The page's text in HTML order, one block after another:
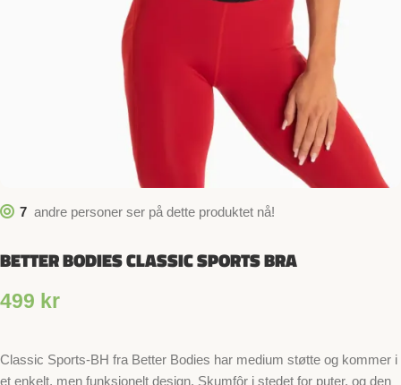
7 andre personer ser på dette produktet nå!
BETTER BODIES CLASSIC SPORTS BRA
499 kr
Classic Sports-BH fra Better Bodies har medium støtte og kommer i
et enkelt, men funksjonelt design. Skumfôr i stedet for puter, og den